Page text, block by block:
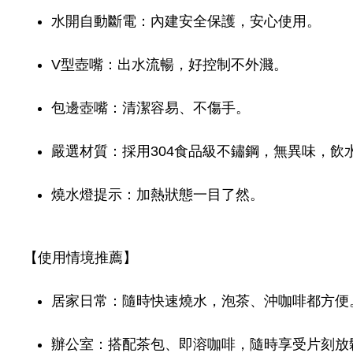
水開自動斷電：內建安全保護，安心使用。
V型壺嘴：出水流暢，好控制不外濺。
包邊壺嘴：清潔容易、不傷手。
嚴選材質：採用304食品級不鏽鋼，無異味，飲
燒水燈提示：加熱狀態一目了然。
【使用情境推薦】
居家日常：隨時快速燒水，泡茶、沖咖啡都方便
辦公室：搭配茶包、即溶咖啡，隨時享受片刻放